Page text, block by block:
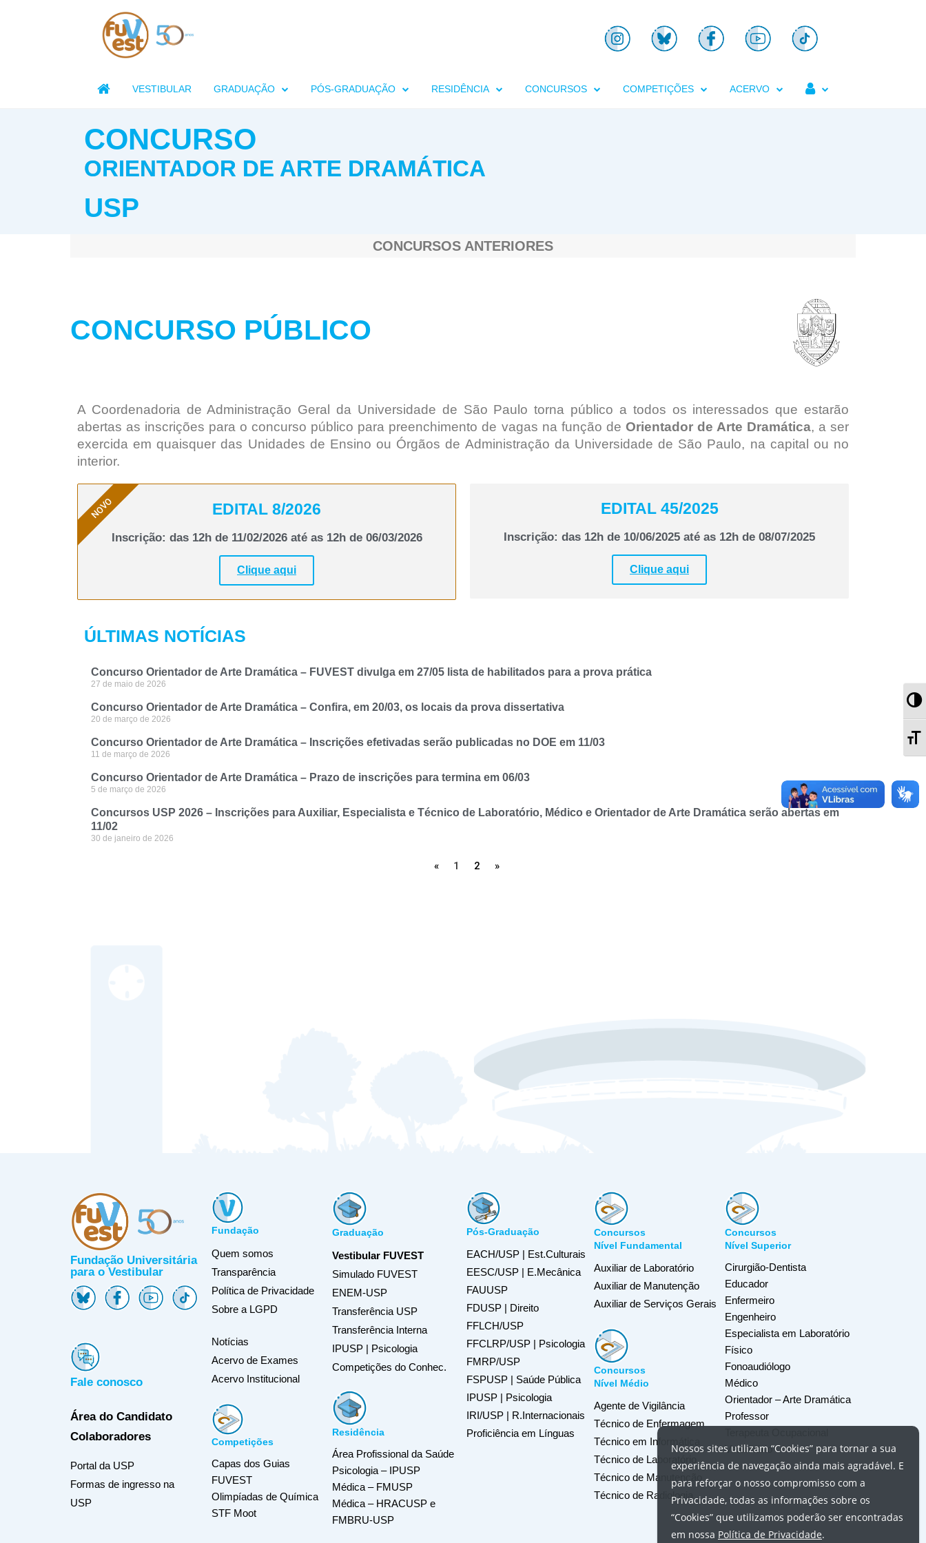
 VESTIBULAR GRADUAÇÃO PÓS-GRADUAÇÃO RESIDÊNCIA CONCURSOS COMPETIÇÕES ACERVO 
CONCURSO
ORIENTADOR DE ARTE DRAMÁTICA
USP
CONCURSOS ANTERIORES
CONCURSO PÚBLICO
A Coordenadoria de Administração Geral da Universidade de São Paulo torna público a todos os interessados que estarão
abertas as inscrições para o concurso público para preenchimento de vagas na função de Orientador de Arte Dramática, a ser
exercida em quaisquer das Unidades de Ensino ou Órgãos de Administração da Universidade de São Paulo, na capital ou no
interior.
EDITAL 8/2026
Inscrição: das 12h de 11/02/2026 até as 12h de 06/03/2026
Clique aqui
NOVO EDITAL 45/2025
Inscrição: das 12h de 10/06/2025 até as 12h de 08/07/2025
Clique aqui
ÚLTIMAS NOTÍCIAS
Concurso Orientador de Arte Dramática – FUVEST divulga em 27/05 lista de habilitados para a prova prática
27 de maio de 2026
Concurso Orientador de Arte Dramática – Confira, em 20/03, os locais da prova dissertativa
20 de março de 2026
Concurso Orientador de Arte Dramática – Inscrições efetivadas serão publicadas no DOE em 11/03
11 de março de 2026
Concurso Orientador de Arte Dramática – Prazo de inscrições para termina em 06/03
5 de março de 2026
Concursos USP 2026 – Inscrições para Auxiliar, Especialista e Técnico de Laboratório, Médico e Orientador de Arte Dramática serão abertas em
11/02
30 de janeiro de 2026
« 1 2 »
Fundação Universitária
para o Vestibular
Fale conosco
Área do Candidato
Colaboradores
Portal da USP
Formas de ingresso na
USP
Fundação
Quem somos
Transparência
Política de Privacidade
Sobre a LGPD
Notícias
Acervo de Exames
Acervo Institucional
Competições
Capas dos Guias
FUVEST
Olimpíadas de Química
STF Moot
Graduação
Vestibular FUVEST
Simulado FUVEST
ENEM-USP
Transferência USP
Transferência Interna
IPUSP | Psicologia
Competições do Conhec.
Residência
Área Profissional da Saúde
Psicologia – IPUSP
Médica – FMUSP
Médica – HRACUSP e
FMBRU-USP
Pós-Graduação
EACH/USP | Est.Culturais
EESC/USP | E.Mecânica
FAUUSP
FDUSP | Direito
FFLCH/USP
FFCLRP/USP | Psicologia
FMRP/USP
FSPUSP | Saúde Pública
IPUSP | Psicologia
IRI/USP | R.Internacionais
Proficiência em Línguas
Concursos
Nível Fundamental
Auxiliar de Laboratório
Auxiliar de Manutenção
Auxiliar de Serviços Gerais
Concursos
Nível Médio
Agente de Vigilância
Técnico de Enfermagem
Técnico em Informática
Técnico de Laboratório
Técnico de Manutenção
Técnico de Radiologia
Concursos
Nível Superior
Cirurgião-Dentista
Educador
Enfermeiro
Engenheiro
Especialista em Laboratório
Físico
Fonoaudiólogo
Médico
Orientador – Arte Dramática
Professor
Veterinário
Nossos sites utilizam “Cookies” para tornar a sua
experiência de navegação ainda mais agradável. E
para reforçar o nosso compromisso com a
Privacidade, todas as informações sobre os
“Cookies” que utilizamos poderão ser encontradas
em nossa Política de Privacidade.